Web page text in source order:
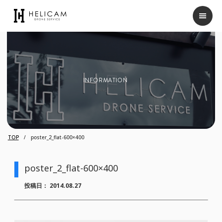
INFORMATION
TOP poster_2_flat-600×400
poster_2_flat-600×400
投稿日： 2014.08.27